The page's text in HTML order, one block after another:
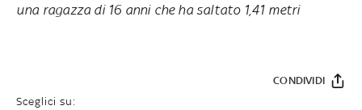
una ragazza di 16 anni che ha saltato 1,41 metri
Sceglici su:
CONDIVIDI